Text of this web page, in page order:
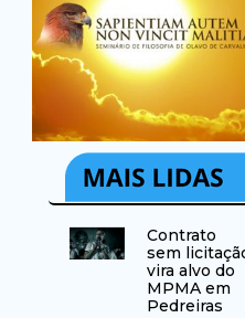
Contrato
sem
vira alvo do
MPMA em
Pedreiras